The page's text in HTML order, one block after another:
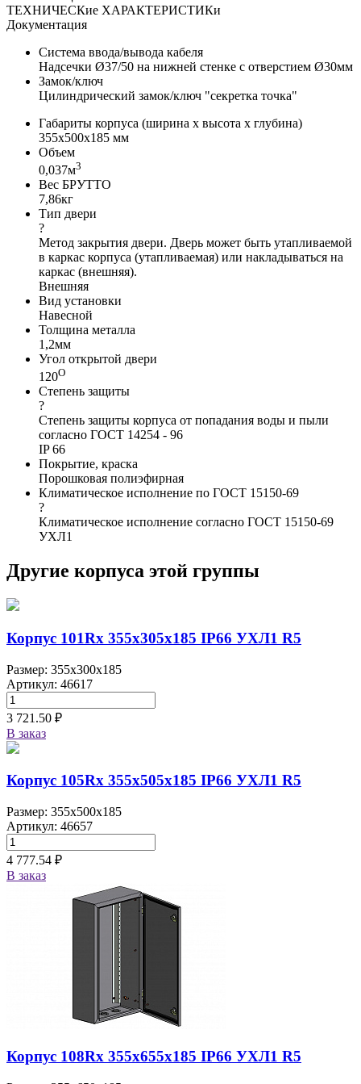
ТЕХНИЧЕСКие ХАРАКТЕРИСТИКи
Документация
Система ввода/вывода кабеля
Надсечки Ø37/50 на нижней стенке с отверстием Ø30мм
Замок/ключ
Цилиндрический замок/ключ "секретка точка"
Габариты корпуса (ширина х высота х глубина)
355x500x185 мм
Объем
0,037м3
Вес БРУТТО
7,86кг
Тип двери
?
Метод закрытия двери. Дверь может быть утапливаемой
в каркас корпуса (утапливаемая) или накладываться на
каркас (внешняя).
Внешняя
Вид установки
Навесной
Толщина металла
1,2мм
Угол открытой двери
120О
Степень защиты
?
Степень защиты корпуса от попадания воды и пыли
согласно ГОСТ 14254 - 96
IP 66
Покрытие, краска
Порошковая полиэфирная
Климатическое исполнение по ГОСТ 15150-69
?
Климатическое исполнение согласно ГОСТ 15150-69
УХЛ1
Другие корпуса этой группы
Корпус 101Rx 355х305х185 IP66 УХЛ1 R5
Размер: 355x300x185
Артикул: 46617
3 721.50 ₽
В заказ
Корпус 105Rx 355х505х185 IP66 УХЛ1 R5
Размер: 355x500x185
Артикул: 46657
4 777.54 ₽
В заказ
Корпус 108Rx 355х655х185 IP66 УХЛ1 R5